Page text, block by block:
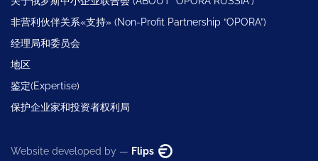
非营利伙伴关系«支持» (Non-Profit Partnership “OPORA”)
经理局和委员会
地区
鉴定(Expertise)
保护企业家和投资者权利局
Website developed by — Flips